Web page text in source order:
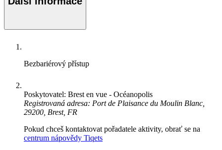
Bezbariérový přístup
Poskytovatel: Brest en vue - Océanopolis
Registrovaná adresa: Port de Plaisance du Moulin Blanc,
29200, Brest, FR
Pokud chceš kontaktovat pořadatele aktivity, obrať se na
centrum nápovědy Tiqets